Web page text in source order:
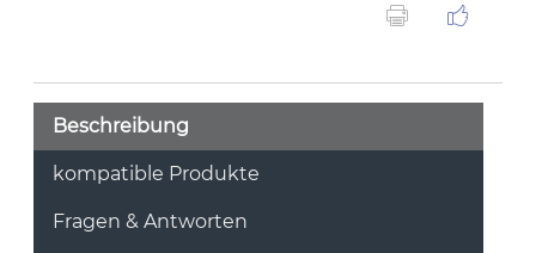
Beschreibung
kompatible Produkte
Fragen & Antworten